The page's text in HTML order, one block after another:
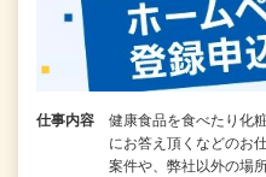
仕事内容
健康食品を食べたり化
にお答え頂くなどのお
案件や、弊社以外の場